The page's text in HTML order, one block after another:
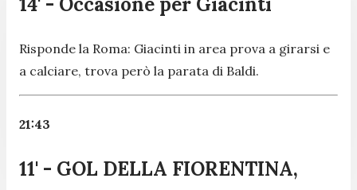
Risponde la Roma: Giacinti in area prova a girarsi e
a calciare, trova però la parata di Baldi.
21:43
11' - GOL DELLA FIORENTINA,